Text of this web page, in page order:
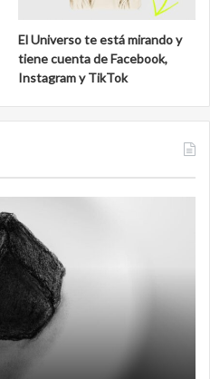
El Universo te está mirando y
tiene cuenta de Facebook,
Instagram y TikTok
antineoliberal